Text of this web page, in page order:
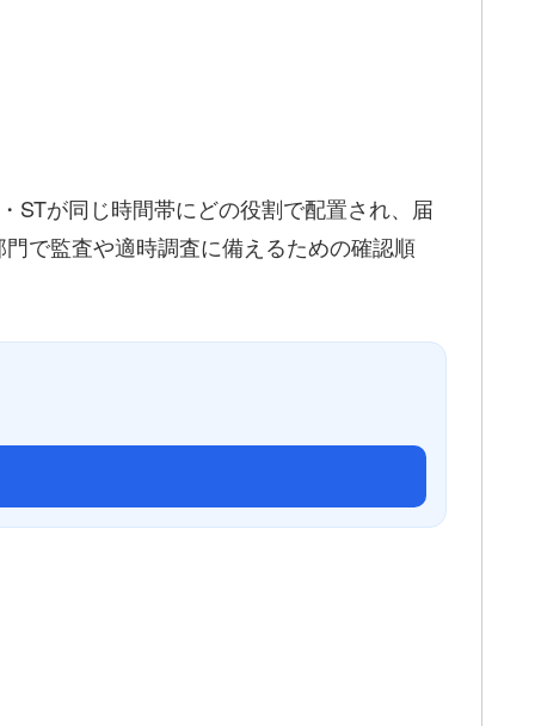
STが同じ時間帯にどの役割で配置され、届
で監査や適時調査に備えるための確認順